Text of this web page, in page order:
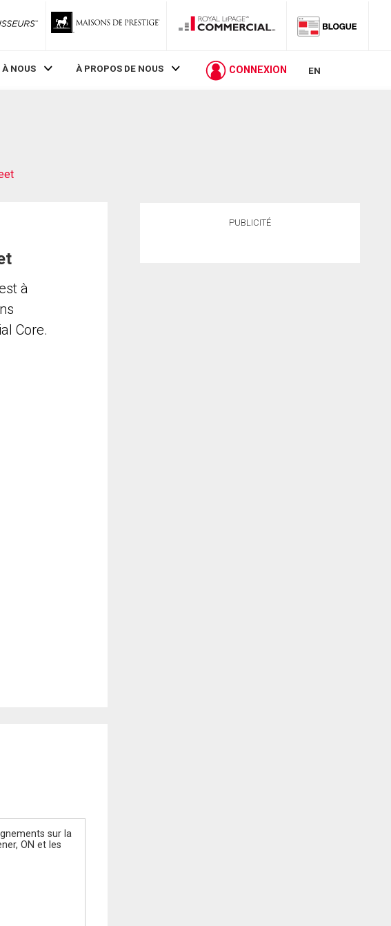
RLP
NOUS À PROPOS DE NOUS CONNEXION EN
à
Core.
PUBLICITÉ